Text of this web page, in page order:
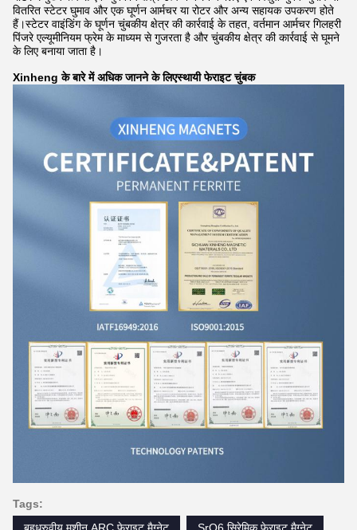
वितरित स्टेटर घुमाव और एक घूर्णन आर्मचर या रोटर और अन्य सहायक उपकरण होते
हैं।स्टेटर वाइंडिंग के घूर्णन चुंबकीय क्षेत्र की कार्रवाई के तहत, वर्तमान आर्मचर गिलहरी
पिंजरे एल्यूमीनियम फ्रेम के माध्यम से गुजरता है और चुंबकीय क्षेत्र की कार्रवाई से घूमने
के लिए बनाया जाता है।
Xinheng के बारे में अधिक जानने के लिएस्थायी फेराइट चुंबक
Tags: